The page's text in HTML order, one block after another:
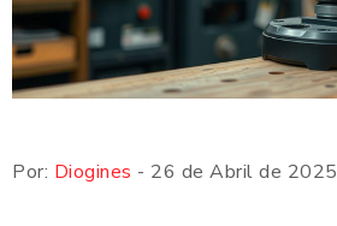
Por: Diogines - 26 de Abril de 2025